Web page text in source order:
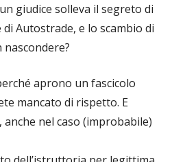
giudice solleva il segreto di
Autostrade, e lo scambio di
aprono un fascicolo
mancato di rispetto. E
anche nel caso (improbabile)